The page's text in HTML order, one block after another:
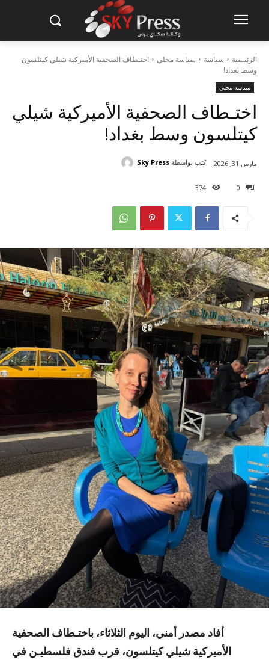
الرئيسية سياسة سياسة محلي
اختـطاف الصحفية الأميركية شيلي كيتلسون
وسط بغداد!
سياسة محلي
اختـطاف الصحفية الأميركية شيلي
كيتلسون وسط بغداد!
0
374
مارس 31, 2026 كتب بواسطة Sky Press
أفاد مصدر أمني، اليوم الثلاثاء، باختـطاف الصحفية
الأميركية شيلي كيتلسون، قرب فندق فلسطيـن في